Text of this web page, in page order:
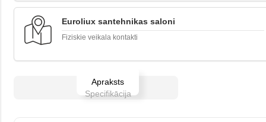
Euroliux santehnikas saloni
Fiziskie veikala kontakti
Apraksts
Specifikācija